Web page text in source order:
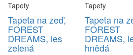
Tapety
Tapeta na zeď,
FOREST
DREAMS, les
zelená
Tapety
Tapeta na
FOREST
DREAMS,
hnědá